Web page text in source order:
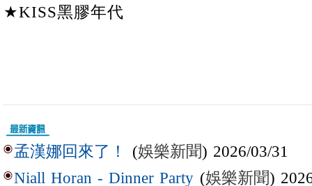
★KISS黑膠年代
孟漢娜回來了！ (娛樂新聞) 2026/03/31
Niall Horan - Dinner Party (娛樂新聞)